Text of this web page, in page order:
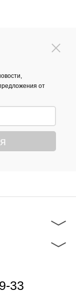
от
33